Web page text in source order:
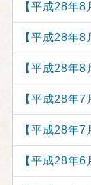
【平成28
【平成28
【平成28
【平成28
【平成28
【平成28